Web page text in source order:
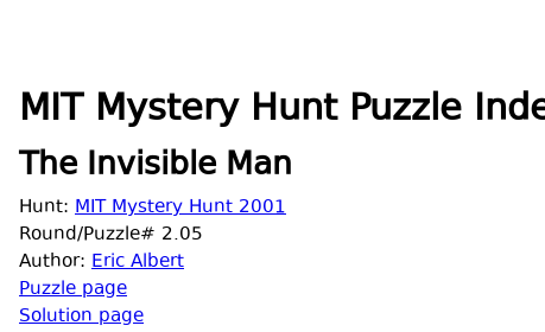
MIT Mystery Hunt Puzzle
The Invisible Man
Hunt: MIT Mystery Hunt 2001
Round/Puzzle# 2.05
Author: Eric Albert
Puzzle page
Solution page